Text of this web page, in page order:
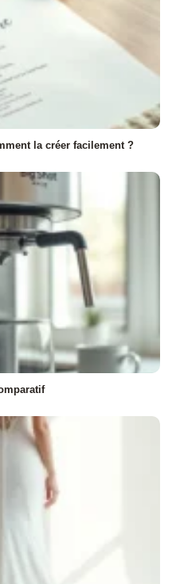
la créer facilement ?